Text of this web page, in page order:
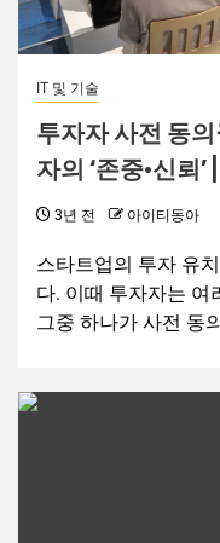
IT 및 기술
투자자 사전 동
자의 ‘존중·신뢰
3년 전 아이티동아
스타트업의 투자 유
다. 이때 투자자는 여
그중 하나가 사전 동